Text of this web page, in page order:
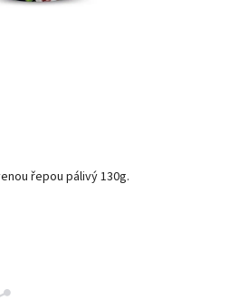
řepou pálivý 130g.